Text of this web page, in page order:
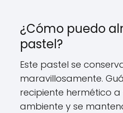
¿Cómo puedo
pastel?
Este pastel se
maravillosamente.
recipiente hermético
ambiente y se